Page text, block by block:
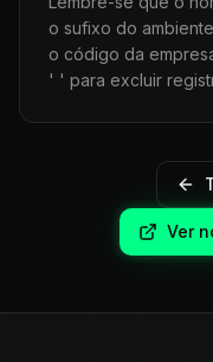
o sufixo do
o código da
' ' para excluir
Ver